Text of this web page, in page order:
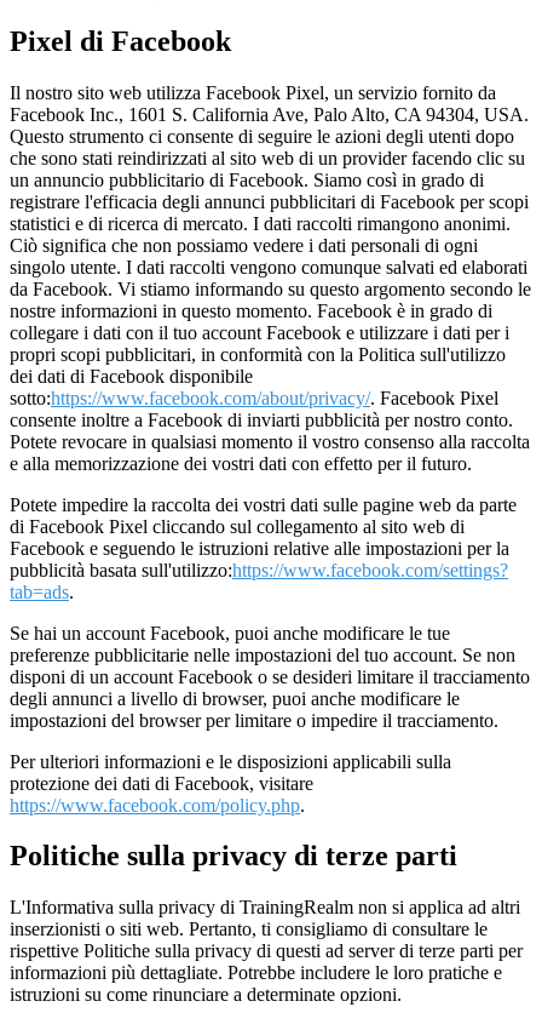
Pixel di Facebook
Il nostro sito web utilizza Facebook Pixel, un servizio fornito da
Facebook Inc., 1601 S. California Ave, Palo Alto, CA 94304, USA.
Questo strumento ci consente di seguire le azioni degli utenti dopo
che sono stati reindirizzati al sito web di un provider facendo clic su
un annuncio pubblicitario di Facebook. Siamo così in grado di
registrare l'efficacia degli annunci pubblicitari di Facebook per scopi
statistici e di ricerca di mercato. I dati raccolti rimangono anonimi.
Ciò significa che non possiamo vedere i dati personali di ogni
singolo utente. I dati raccolti vengono comunque salvati ed elaborati
da Facebook. Vi stiamo informando su questo argomento secondo le
nostre informazioni in questo momento. Facebook è in grado di
collegare i dati con il tuo account Facebook e utilizzare i dati per i
propri scopi pubblicitari, in conformità con la Politica sull'utilizzo
dei dati di Facebook disponibile
sotto:https://www.facebook.com/about/privacy/. Facebook Pixel
consente inoltre a Facebook di inviarti pubblicità per nostro conto.
Potete revocare in qualsiasi momento il vostro consenso alla raccolta
e alla memorizzazione dei vostri dati con effetto per il futuro.
Potete impedire la raccolta dei vostri dati sulle pagine web da parte
di Facebook Pixel cliccando sul collegamento al sito web di
Facebook e seguendo le istruzioni relative alle impostazioni per la
pubblicità basata sull'utilizzo:https://www.facebook.com/settings?
tab=ads.
Se hai un account Facebook, puoi anche modificare le tue
preferenze pubblicitarie nelle impostazioni del tuo account. Se non
disponi di un account Facebook o se desideri limitare il tracciamento
degli annunci a livello di browser, puoi anche modificare le
impostazioni del browser per limitare o impedire il tracciamento.
Per ulteriori informazioni e le disposizioni applicabili sulla
protezione dei dati di Facebook, visitare
https://www.facebook.com/policy.php.
Politiche sulla privacy di terze parti
L'Informativa sulla privacy di TrainingRealm non si applica ad altri
inserzionisti o siti web. Pertanto, ti consigliamo di consultare le
rispettive Politiche sulla privacy di questi ad server di terze parti per
informazioni più dettagliate. Potrebbe includere le loro pratiche e
istruzioni su come rinunciare a determinate opzioni.